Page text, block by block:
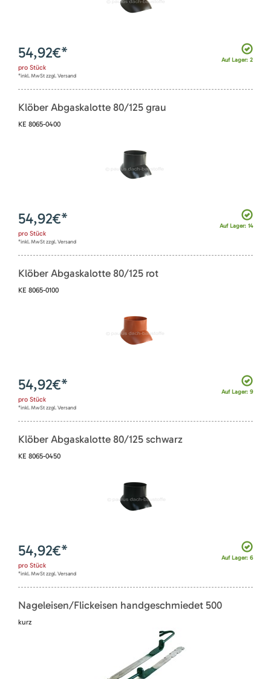
Auf Lager: 2
54,92€*
pro Stück
*inkl. MwSt zzgl. Versand
Klöber Abgaskalotte 80/125 grau
KE 8065-0400
Auf Lager: 14
54,92€*
pro Stück
*inkl. MwSt zzgl. Versand
Klöber Abgaskalotte 80/125 rot
KE 8065-0100
Auf Lager: 9
54,92€*
pro Stück
*inkl. MwSt zzgl. Versand
Klöber Abgaskalotte 80/125 schwarz
KE 8065-0450
Auf Lager: 6
54,92€*
pro Stück
*inkl. MwSt zzgl. Versand
Nageleisen/Flickeisen handgeschmiedet 500
kurz